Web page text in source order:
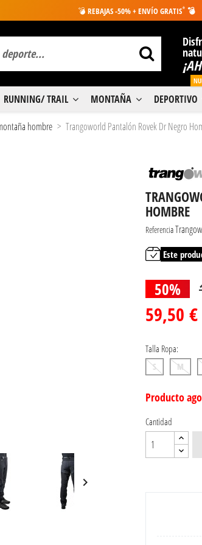
💣 REBAJAS -50% + ENVÍO GRATIS* 💣
RUNNING/ TRAIL MONTAÑA DEPORTIVO
hombre Trangoworld Pantalón Rovek Dr Negro

HOMBRE
Referencia
Este
50%
59,50 €
Talla Ropa:
S M
Producto
Cantidad